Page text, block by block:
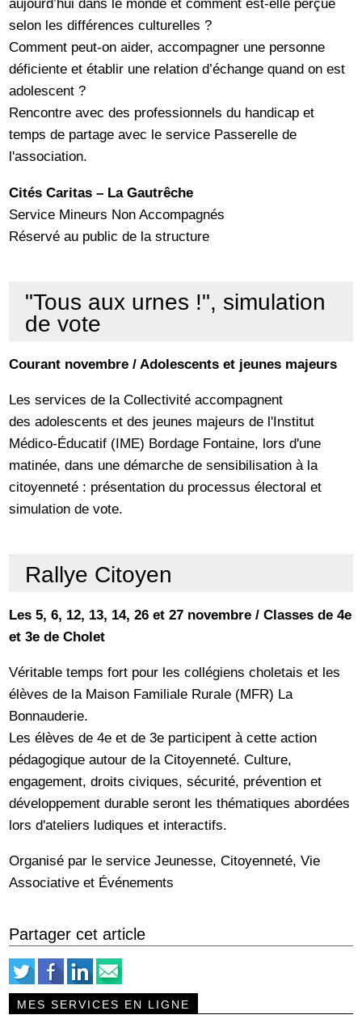
aujourd’hui dans le monde et comment est-elle perçue
selon les différences culturelles ?
Comment peut-on aider, accompagner une personne
déficiente et établir une relation d’échange quand on est
adolescent ?
Rencontre avec des professionnels du handicap et
temps de partage avec le service Passerelle de
l'association.
Cités Caritas – La Gautrêche
Service Mineurs Non Accompagnés
Réservé au public de la structure
"Tous aux urnes !", simulation
de vote
Courant novembre / Adolescents et jeunes majeurs
Les services de la Collectivité accompagnent
des adolescents et des jeunes majeurs de l'Institut
Médico-Éducatif (IME) Bordage Fontaine, lors d'une
matinée, dans une démarche de sensibilisation à la
citoyenneté : présentation du processus électoral et
simulation de vote.
Rallye Citoyen
Les 5, 6, 12, 13, 14, 26 et 27 novembre / Classes de 4e
et 3e de Cholet
Véritable temps fort pour les collégiens choletais et les
élèves de la Maison Familiale Rurale (MFR) La
Bonnauderie.
Les élèves de 4e et de 3e participent à cette action
pédagogique autour de la Citoyenneté. Culture,
engagement, droits civiques, sécurité, prévention et
développement durable seront les thématiques abordées
lors d'ateliers ludiques et interactifs.
Organisé par le service Jeunesse, Citoyenneté, Vie
Associative et Événements
Partager cet article
MES SERVICES EN LIGNE